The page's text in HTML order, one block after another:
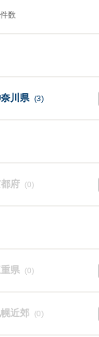
数
川県 (3)
府 (0)
県 (0)
近郊 (0)